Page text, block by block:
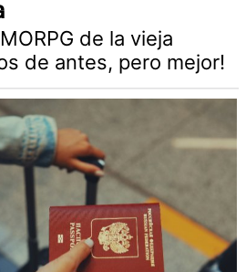
de la vieja
de antes, pero mejor!